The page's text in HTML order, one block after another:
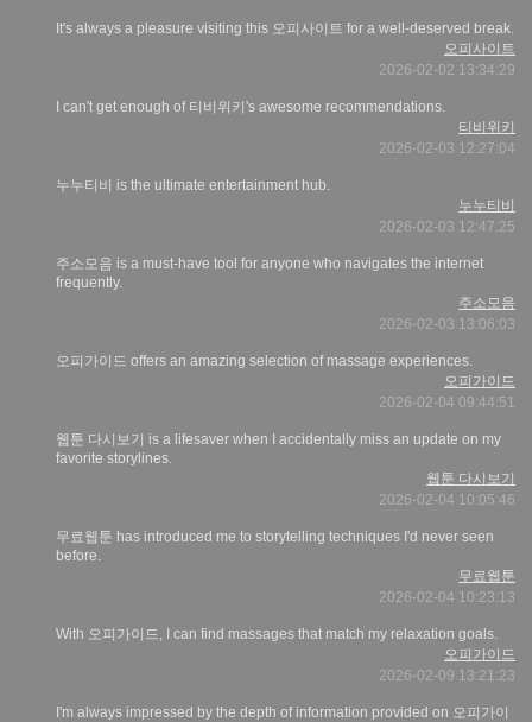
It's always a pleasure visiting this 오피사이트 for a well-deserved break.
오피사이트
2026-02-02 13:34:29
I can't get enough of 티비위키's awesome recommendations.
티비위키
2026-02-03 12:27:04
누누티비 is the ultimate entertainment hub.
누누티비
2026-02-03 12:47:25
주소모음 is a must-have tool for anyone who navigates the internet
frequently.
주소모음
2026-02-03 13:06:03
오피가이드 offers an amazing selection of massage experiences.
오피가이드
2026-02-04 09:44:51
웹툰 다시보기 is a lifesaver when I accidentally miss an update on my
favorite storylines.
웹툰 다시보기
2026-02-04 10:05:46
무료웹툰 has introduced me to storytelling techniques I'd never seen
before.
무료웹툰
2026-02-04 10:23:13
With 오피가이드, I can find massages that match my relaxation goals.
오피가이드
2026-02-09 13:21:23
I'm always impressed by the depth of information provided on 오피가이